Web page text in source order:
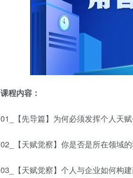
课程内容：
01_【先导篇】为何必须发挥个人天
02_【天赋觉察】你是否是所在领域
03_【天赋觉察】个人与企业如何构